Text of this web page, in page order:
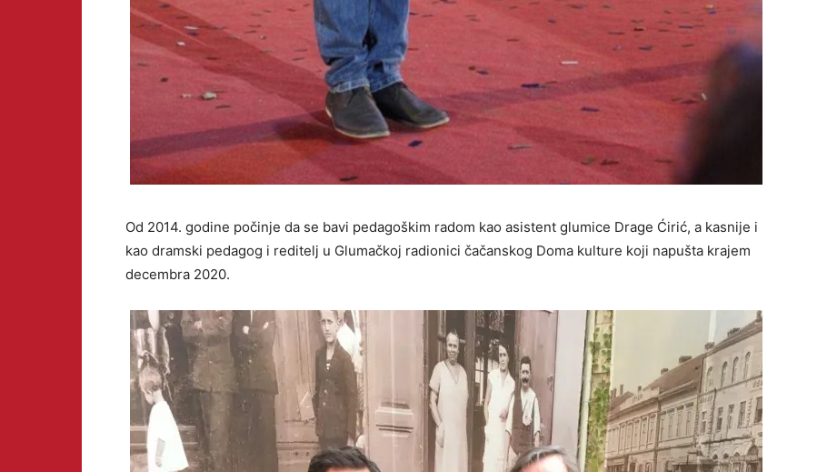
Od 2014. godine počinje da se bavi pedagoškim radom kao asistent glumice Drage Ćirić, a kasnije i
kao dramski pedagog i reditelj u Glumačkoj radionici čačanskog Doma kulture koji napušta krajem
decembra 2020.